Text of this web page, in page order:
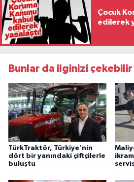
Çocuk
edilerek
Bunlar da ilginizi çekebilir
TürkTraktör, Türkiye'nin
dört bir yanındaki çiftçilerle
buluştu